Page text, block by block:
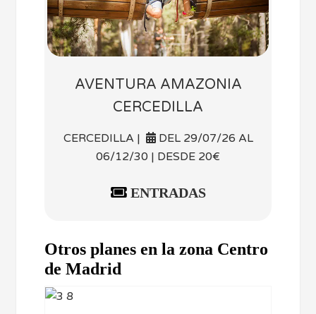
AVENTURA AMAZONIA
CERCEDILLA
CERCEDILLA |
DEL 29/07/26 AL
06/12/30 | DESDE 20€
ENTRADAS
Otros planes en la zona Centro
de Madrid